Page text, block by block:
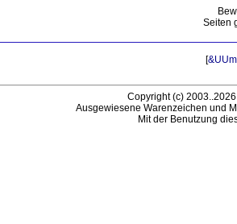
Seiten
[
Copyright (c)
Ausgewiesene Warenzeichen und
Mit der Benutzung